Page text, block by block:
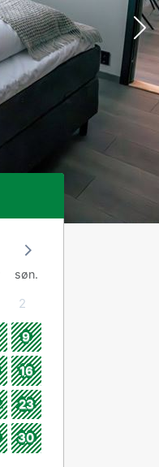
søn.
2
9
16
23
30